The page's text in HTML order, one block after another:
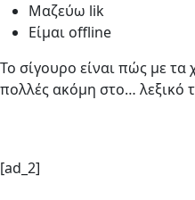
Μαζεύω lik
Είμαι offline
Το σίγουρο είναι πώς με
πολλές ακόμη στο… λεξικό
[ad_2]